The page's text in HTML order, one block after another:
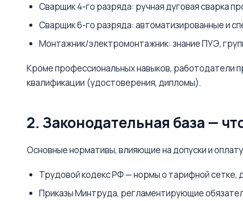
Сварщик 4-го разряда: ручная дуговая сварка
Сварщик 6-го разряда: автоматизированные и
Монтажник/электромонтажник: знание ПУЭ,
Кроме профессиональных навыков, работодатели
квалификации (удостоверения, дипломы).
2. Законодательная база —
Основные нормативы, влияющие на допуски и
Трудовой кодекс РФ — нормы о тарифной сетке,
Приказы Минтруда, регламентирующие